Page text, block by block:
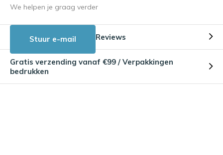
We helpen je graag verder
Stuur e-mail Reviews
Gratis verzending vanaf €99 / Verpakkingen
bedrukken